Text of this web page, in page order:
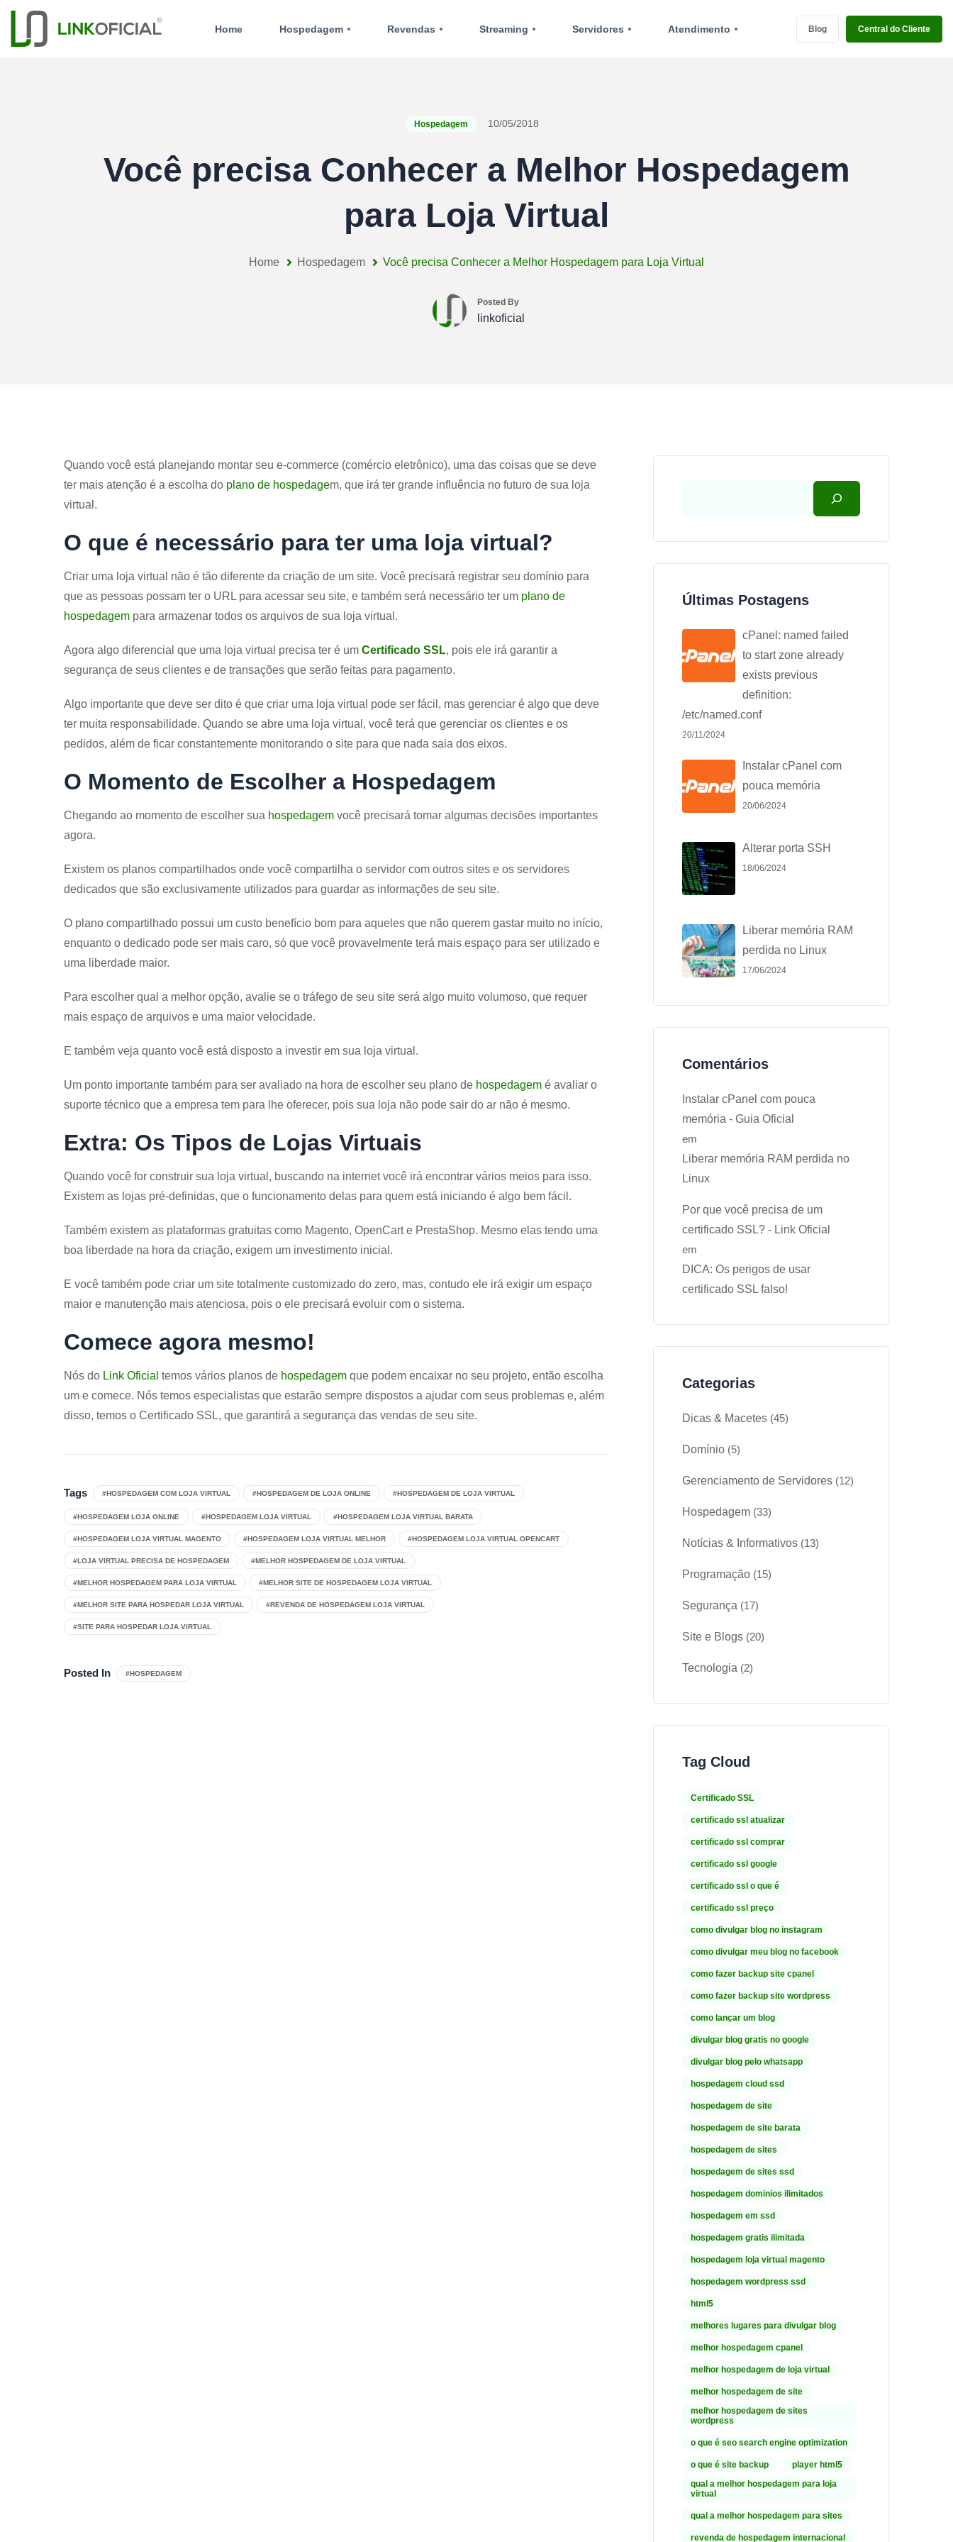
Home Hospedagem Revendas Streaming Servidores Atendimento Blog Central do Cliente
Hospedagem 10/05/2018
Você precisa Conhecer a Melhor Hospedagem
para Loja Virtual
Home Hospedagem Você precisa Conhecer a Melhor Hospedagem para Loja Virtual
Posted By
linkoficial
Quando você está planejando montar seu e-commerce (comércio eletrônico), uma das coisas que se deve
ter mais atenção é a escolha do plano de hospedagem, que irá ter grande influência no futuro de sua loja
virtual.
O que é necessário para ter uma loja virtual?
Criar uma loja virtual não é tão diferente da criação de um site. Você precisará registrar seu domínio para
que as pessoas possam ter o URL para acessar seu site, e também será necessário ter um plano de
hospedagem para armazenar todos os arquivos de sua loja virtual.
Agora algo diferencial que uma loja virtual precisa ter é um Certificado SSL, pois ele irá garantir a
segurança de seus clientes e de transações que serão feitas para pagamento.
Algo importante que deve ser dito é que criar uma loja virtual pode ser fácil, mas gerenciar é algo que deve
ter muita responsabilidade. Quando se abre uma loja virtual, você terá que gerenciar os clientes e os
pedidos, além de ficar constantemente monitorando o site para que nada saia dos eixos.
O Momento de Escolher a Hospedagem
Chegando ao momento de escolher sua hospedagem você precisará tomar algumas decisões importantes
agora.
Existem os planos compartilhados onde você compartilha o servidor com outros sites e os servidores
dedicados que são exclusivamente utilizados para guardar as informações de seu site.
O plano compartilhado possui um custo benefício bom para aqueles que não querem gastar muito no início,
enquanto o dedicado pode ser mais caro, só que você provavelmente terá mais espaço para ser utilizado e
uma liberdade maior.
Para escolher qual a melhor opção, avalie se o tráfego de seu site será algo muito volumoso, que requer
mais espaço de arquivos e uma maior velocidade.
E também veja quanto você está disposto a investir em sua loja virtual.
Um ponto importante também para ser avaliado na hora de escolher seu plano de hospedagem é avaliar o
suporte técnico que a empresa tem para lhe oferecer, pois sua loja não pode sair do ar não é mesmo.
Extra: Os Tipos de Lojas Virtuais
Quando você for construir sua loja virtual, buscando na internet você irá encontrar vários meios para isso.
Existem as lojas pré-definidas, que o funcionamento delas para quem está iniciando é algo bem fácil.
Também existem as plataformas gratuitas como Magento, OpenCart e PrestaShop. Mesmo elas tendo uma
boa liberdade na hora da criação, exigem um investimento inicial.
E você também pode criar um site totalmente customizado do zero, mas, contudo ele irá exigir um espaço
maior e manutenção mais atenciosa, pois o ele precisará evoluir com o sistema.
Comece agora mesmo!
Nós do Link Oficial temos vários planos de hospedagem que podem encaixar no seu projeto, então escolha
um e comece. Nós temos especialistas que estarão sempre dispostos a ajudar com seus problemas e, além
disso, temos o Certificado SSL, que garantirá a segurança das vendas de seu site.
Tags #HOSPEDAGEM COM LOJA VIRTUAL #HOSPEDAGEM DE LOJA ONLINE #HOSPEDAGEM DE LOJA VIRTUAL
#HOSPEDAGEM LOJA ONLINE #HOSPEDAGEM LOJA VIRTUAL #HOSPEDAGEM LOJA VIRTUAL BARATA
#HOSPEDAGEM LOJA VIRTUAL MAGENTO #HOSPEDAGEM LOJA VIRTUAL MELHOR #HOSPEDAGEM LOJA VIRTUAL OPENCART
#LOJA VIRTUAL PRECISA DE HOSPEDAGEM #MELHOR HOSPEDAGEM DE LOJA VIRTUAL
#MELHOR HOSPEDAGEM PARA LOJA VIRTUAL #MELHOR SITE DE HOSPEDAGEM LOJA VIRTUAL
#MELHOR SITE PARA HOSPEDAR LOJA VIRTUAL #REVENDA DE HOSPEDAGEM LOJA VIRTUAL
#SITE PARA HOSPEDAR LOJA VIRTUAL
Posted In #HOSPEDAGEM
Últimas Postagens
cPanel: named failed
to start zone already
exists previous
definition:
/etc/named.conf
20/11/2024
Instalar cPanel com
pouca memória
20/06/2024
Alterar porta SSH
18/06/2024
Liberar memória RAM
perdida no Linux
17/06/2024
Comentários
Instalar cPanel com pouca
memória - Guia Oficial
em
Liberar memória RAM perdida no
Linux
Por que você precisa de um
certificado SSL? - Link Oficial
em
DICA: Os perigos de usar
certificado SSL falso!
Categorias
Dicas & Macetes (45)
Domínio (5)
Gerenciamento de Servidores (12)
Hospedagem (33)
Notícias & Informativos (13)
Programação (15)
Segurança (17)
Site e Blogs (20)
Tecnologia (2)
Tag Cloud
Certificado SSL
certificado ssl atualizar
certificado ssl comprar
certificado ssl google
certificado ssl o que é
certificado ssl preço
como divulgar blog no instagram
como divulgar meu blog no facebook
como fazer backup site cpanel
como fazer backup site wordpress
como lançar um blog
divulgar blog gratis no google
divulgar blog pelo whatsapp
hospedagem cloud ssd
hospedagem de site
hospedagem de site barata
hospedagem de sites
hospedagem de sites ssd
hospedagem dominios ilimitados
hospedagem em ssd
hospedagem gratis ilimitada
hospedagem loja virtual magento
hospedagem wordpress ssd
html5
melhores lugares para divulgar blog
melhor hospedagem cpanel
melhor hospedagem de loja virtual
melhor hospedagem de site
melhor hospedagem de sites
wordpress
o que é seo search engine optimization
o que é site backup
player html5
qual a melhor hospedagem para loja
virtual
qual a melhor hospedagem para sites
revenda de hospedagem internacional